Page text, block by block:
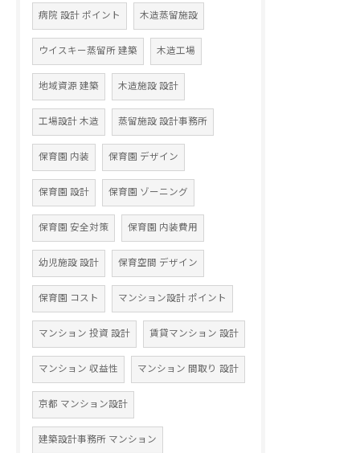
病院 設計 ポイント 木造蒸留施設
ウイスキー蒸留所 建築 木造工場
地域資源 建築 木造施設 設計
工場設計 木造 蒸留施設 設計事務所
保育園 内装 保育園 デザイン
保育園 設計 保育園 ゾーニング
保育園 安全対策 保育園 内装費用
幼児施設 設計 保育空間 デザイン
保育園 コスト マンション設計 ポイント
マンション 投資 設計 賃貸マンション 設計
マンション 収益性 マンション 間取り 設計
京都 マンション設計
建築設計事務所 マンション